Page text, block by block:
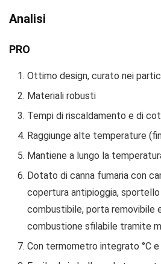
Analisi
PRO
Ottimo design, curato nei
Materiali robusti
Tempi di riscaldamento e di
Raggiunge alte temperature
Mantiene a lungo la
Dotato di canna fumaria con
copertura antipioggia, sportello
combustibile, porta removibile
combustione sfilabile tramite
Con termometro integrato °C